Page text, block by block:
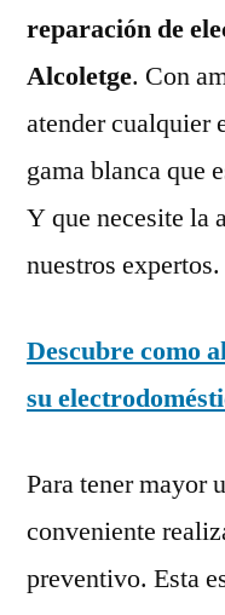
reparación de
Alcoletge. Con
atender cualquier
gama blanca que
Y que necesite la
nuestros expertos.
Descubre como
su
Para tener mayor
conveniente
preventivo. Esta